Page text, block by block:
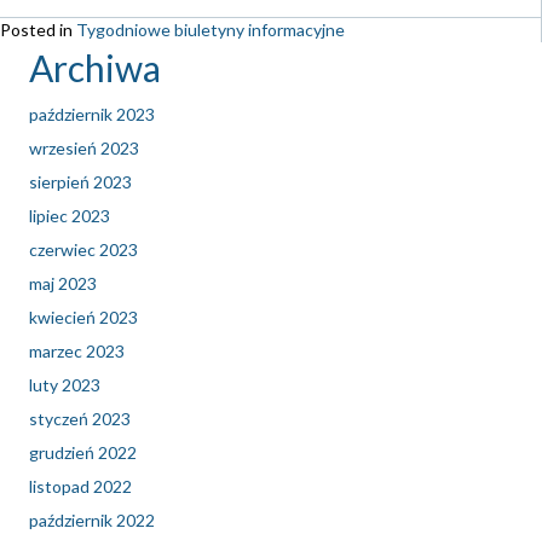
Posted in Tygodniowe biuletyny informacyjne
Archiwa
październik 2023
wrzesień 2023
sierpień 2023
lipiec 2023
czerwiec 2023
maj 2023
kwiecień 2023
marzec 2023
luty 2023
styczeń 2023
grudzień 2022
listopad 2022
październik 2022